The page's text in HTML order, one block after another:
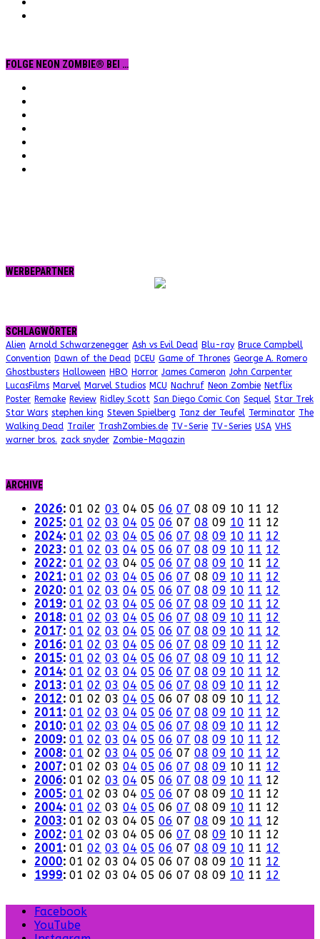
FOLGE NEON ZOMBIE® BEI …
WERBEPARTNER
SCHLAGWÖRTER
Alien Arnold Schwarzenegger Ash vs Evil Dead Blu-ray Bruce Campbell
Convention Dawn of the Dead DCEU Game of Thrones George A. Romero
Ghostbusters Halloween HBO Horror James Cameron John Carpenter
LucasFilms Marvel Marvel Studios MCU Nachruf Neon Zombie Netflix
Poster Remake Review Ridley Scott San Diego Comic Con Sequel Star Trek
Star Wars stephen king Steven Spielberg Tanz der Teufel Terminator The
Walking Dead Trailer TrashZombies.de TV-Serie TV-Series USA VHS
warner bros. zack snyder Zombie-Magazin
ARCHIVE
2026: 01 02 03 04 05 06 07 08 09 10 11 12
2025: 01 02 03 04 05 06 07 08 09 10 11 12
2024: 01 02 03 04 05 06 07 08 09 10 11 12
2023: 01 02 03 04 05 06 07 08 09 10 11 12
2022: 01 02 03 04 05 06 07 08 09 10 11 12
2021: 01 02 03 04 05 06 07 08 09 10 11 12
2020: 01 02 03 04 05 06 07 08 09 10 11 12
2019: 01 02 03 04 05 06 07 08 09 10 11 12
2018: 01 02 03 04 05 06 07 08 09 10 11 12
2017: 01 02 03 04 05 06 07 08 09 10 11 12
2016: 01 02 03 04 05 06 07 08 09 10 11 12
2015: 01 02 03 04 05 06 07 08 09 10 11 12
2014: 01 02 03 04 05 06 07 08 09 10 11 12
2013: 01 02 03 04 05 06 07 08 09 10 11 12
2012: 01 02 03 04 05 06 07 08 09 10 11 12
2011: 01 02 03 04 05 06 07 08 09 10 11 12
2010: 01 02 03 04 05 06 07 08 09 10 11 12
2009: 01 02 03 04 05 06 07 08 09 10 11 12
2008: 01 02 03 04 05 06 07 08 09 10 11 12
2007: 01 02 03 04 05 06 07 08 09 10 11 12
2006: 01 02 03 04 05 06 07 08 09 10 11 12
2005: 01 02 03 04 05 06 07 08 09 10 11 12
2004: 01 02 03 04 05 06 07 08 09 10 11 12
2003: 01 02 03 04 05 06 07 08 09 10 11 12
2002: 01 02 03 04 05 06 07 08 09 10 11 12
2001: 01 02 03 04 05 06 07 08 09 10 11 12
2000: 01 02 03 04 05 06 07 08 09 10 11 12
1999: 01 02 03 04 05 06 07 08 09 10 11 12
Facebook
YouTube